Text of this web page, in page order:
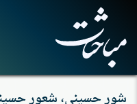
شور حسینی، شعور